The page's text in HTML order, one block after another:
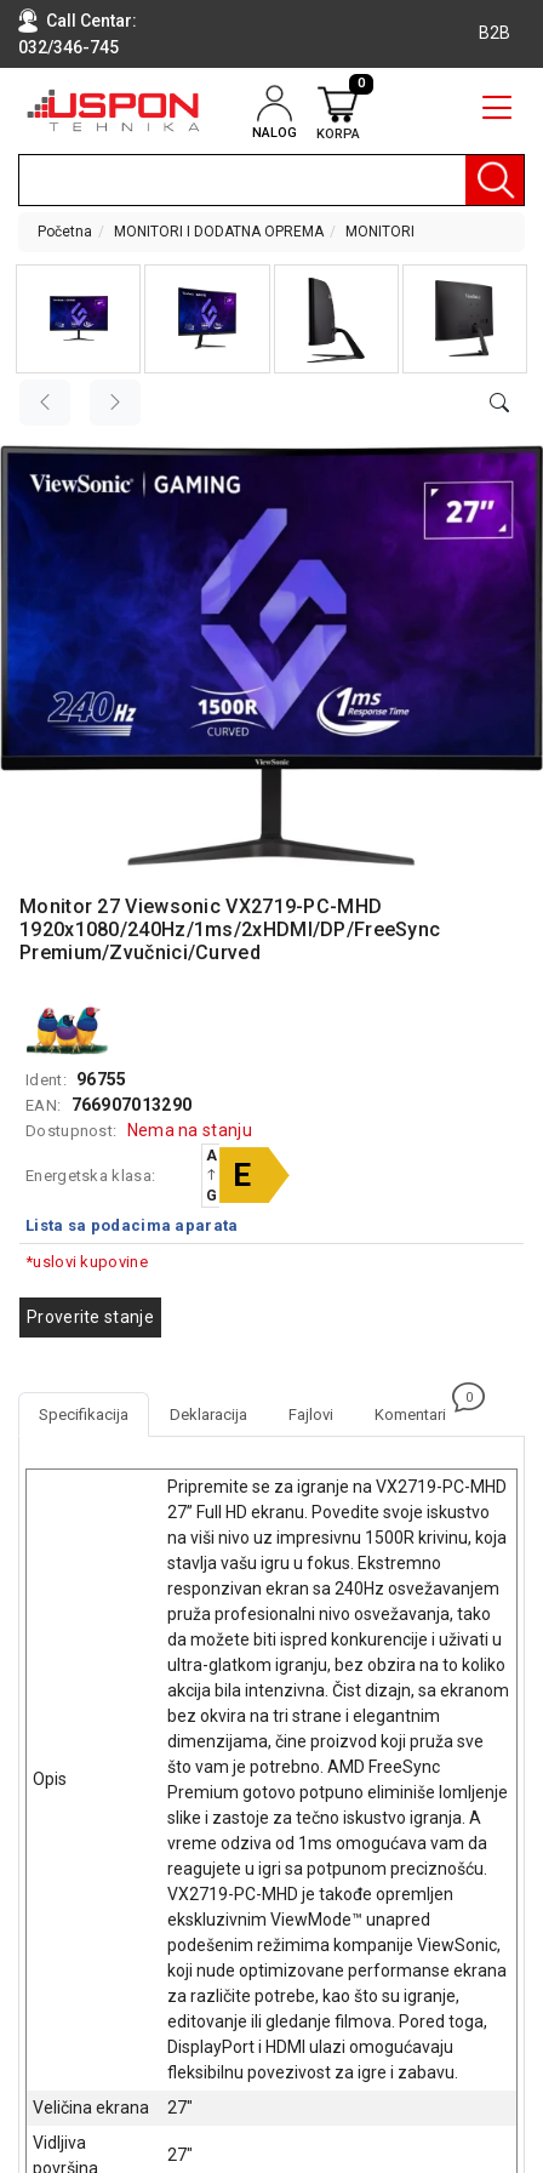
Call Centar:
032/346-745
B2B
NALOG KORPA
0
RAČUNARI
TEHNIKA
OPREMA
AUDIO,
VIDEO
LAPTOP I
TABLET
RAČUNARI
OPREMA
MOBILNI I
FIKSNI
TELEFONI
MALI
TELA
RAČUNARSKE
RAČUNARSKE
PERIFERIJE
GAMING
ZAŠTITA
SOLARNI
SISTEMI
MREŽNA
OPREMA
SKENERI I
FOTOKOPIRI
FOTOAPARATI
KABLOVI I
BICIKLE
FITNES
Početna MONITORI I DODATNA OPREMA MONITORI
Monitor 27 Viewsonic VX2719-PC-MHD
1920x1080/240Hz/1ms/2xHDMI/DP/FreeSync
Premium/Zvučnici/Curved
Ident: 96755
EAN: 766907013290
Dostupnost: Nema na stanju
Energetska klasa:
A
G
E
Lista sa podacima aparata
*uslovi kupovine
Proverite stanje
Specifikacija Deklaracija Fajlovi Komentari
0
Opis
Pripremite se za igranje na VX2719-PC-MHD
27” Full HD ekranu. Povedite svoje iskustvo
na viši nivo uz impresivnu 1500R krivinu, koja
stavlja vašu igru u fokus. Ekstremno
responzivan ekran sa 240Hz osvežavanjem
pruža profesionalni nivo osvežavanja, tako
da možete biti ispred konkurencije i uživati u
ultra-glatkom igranju, bez obzira na to koliko
akcija bila intenzivna. Čist dizajn, sa ekranom
bez okvira na tri strane i elegantnim
dimenzijama, čine proizvod koji pruža sve
što vam je potrebno. AMD FreeSync
Premium gotovo potpuno eliminiše lomljenje
slike i zastoje za tečno iskustvo igranja. A
vreme odziva od 1ms omogućava vam da
reagujete u igri sa potpunom preciznošću.
VX2719-PC-MHD je takođe opremljen
ekskluzivnim ViewMode™ unapred
podešenim režimima kompanije ViewSonic,
koji nude optimizovane performanse ekrana
za različite potrebe, kao što su igranje,
editovanje ili gledanje filmova. Pored toga,
DisplayPort i HDMI ulazi omogućavaju
fleksibilnu povezivost za igre i zabavu.
Veličina ekrana
27"
Vidljiva
površina
27"